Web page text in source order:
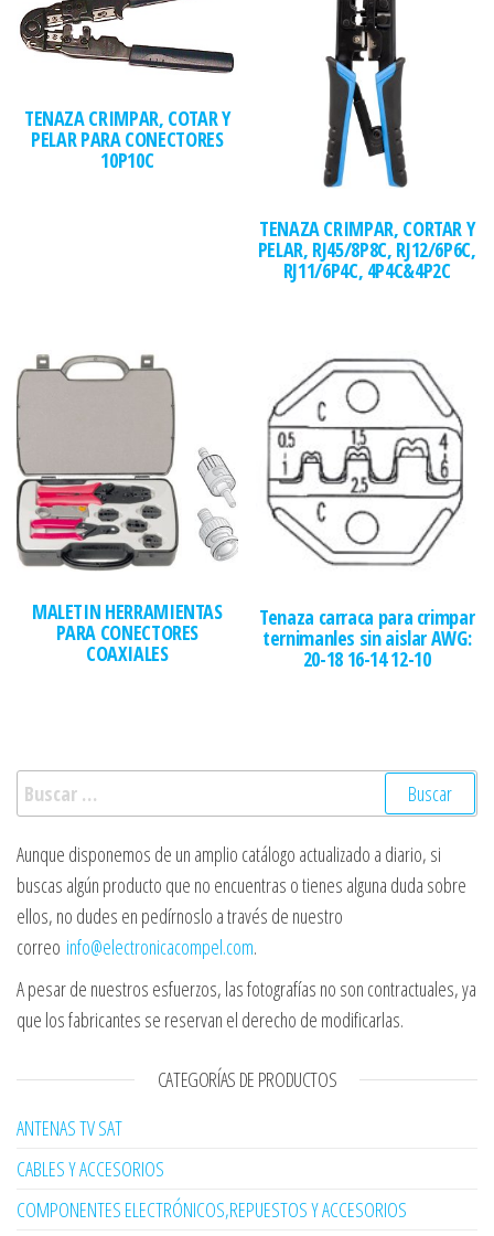
TENAZA CRIMPAR, COTAR Y
PELAR PARA CONECTORES
10P10C
TENAZA CRIMPAR, CORTAR Y
PELAR, RJ45/8P8C, RJ12/6P6C,
RJ11/6P4C, 4P4C&4P2C
MALETIN HERRAMIENTAS
PARA CONECTORES
COAXIALES
Tenaza carraca para crimpar
ternimanles sin aislar AWG:
20-18 16-14 12-10
Buscar:
Aunque disponemos de un amplio catálogo actualizado a diario, si
buscas algún producto que no encuentras o tienes alguna duda sobre
ellos, no dudes en pedírnoslo a través de nuestro
correo info@electronicacompel.com.
A pesar de nuestros esfuerzos, las fotografías no son contractuales, ya
que los fabricantes se reservan el derecho de modificarlas.
CATEGORÍAS DE PRODUCTOS
ANTENAS TV SAT
CABLES Y ACCESORIOS
COMPONENTES ELECTRÓNICOS,REPUESTOS Y ACCESORIOS